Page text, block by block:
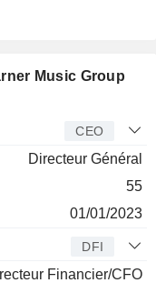
Music Group
CEO
Directeur Général
55
01/01/2023
DFI
Financier/CFO